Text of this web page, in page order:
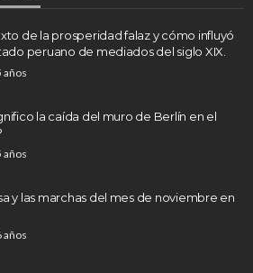
de la prosperidad falaz y cómo influyó
peruano de mediados del siglo XIX.
años
la caída del muro de Berlín en el
años
y las marchas del mes de noviembre en
años